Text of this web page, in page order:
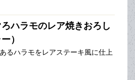
ろハラモのレア焼きおろし
）
るハラモをレアステーキ風に仕上